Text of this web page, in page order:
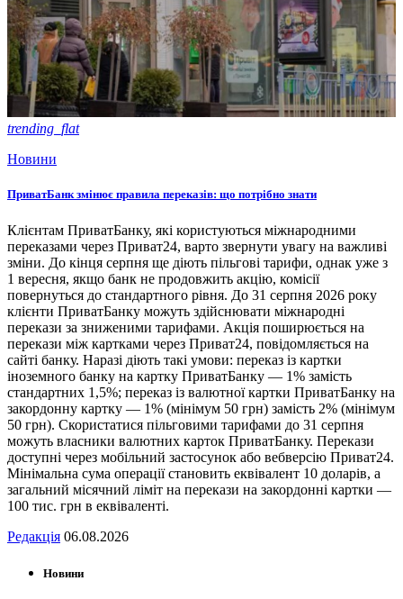
trending_flat
Новини
ПриватБанк змінює правила переказів: що потрібно знати
Клієнтам ПриватБанку, які користуються міжнародними
переказами через Приват24, варто звернути увагу на важливі
зміни. До кінця серпня ще діють пільгові тарифи, однак уже з
1 вересня, якщо банк не продовжить акцію, комісії
повернуться до стандартного рівня. До 31 серпня 2026 року
клієнти ПриватБанку можуть здійснювати міжнародні
перекази за зниженими тарифами. Акція поширюється на
перекази між картками через Приват24, повідомляється на
сайті банку. Наразі діють такі умови: переказ із картки
іноземного банку на картку ПриватБанку — 1% замість
стандартних 1,5%; переказ із валютної картки ПриватБанку на
закордонну картку — 1% (мінімум 50 грн) замість 2% (мінімум
50 грн). Скористатися пільговими тарифами до 31 серпня
можуть власники валютних карток ПриватБанку. Перекази
доступні через мобільний застосунок або вебверсію Приват24.
Мінімальна сума операції становить еквівалент 10 доларів, а
загальний місячний ліміт на перекази на закордонні картки —
100 тис. грн в еквіваленті.
Редакція 06.08.2026
Новини